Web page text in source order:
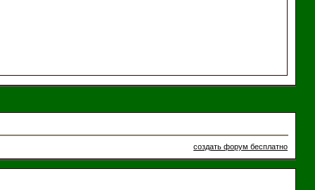
создать форум бесплатно